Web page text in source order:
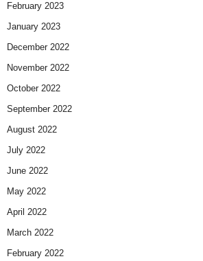
February 2023
January 2023
December 2022
November 2022
October 2022
September 2022
August 2022
July 2022
June 2022
May 2022
April 2022
March 2022
February 2022